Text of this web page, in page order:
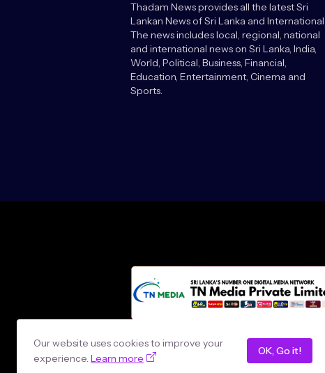
Thadam News provides all the latest Sri
Lankan News of Sri Lanka and International
The news includes local, regional, national
and international news on Sri Lanka, India,
World, Political, Business, Financial,
Education, Entertainment, Cinema and
Sports.
Design by - loncey tech
Our website uses cookies to improve your
experience. Learn more
OK, Go it!